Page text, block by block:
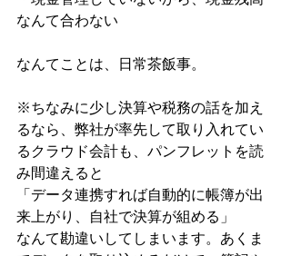
なんて合わない
なんてことは、日常茶飯事。
※ちなみに少し決算や税務の話を加え
るなら、弊社が率先して取り入れてい
るクラウド会計も、パンフレットを読
み間違えると
「データ連携すれば自動的に帳簿が出
来上がり、自社で決算が組める」
なんて勘違いしてしまいます。あくま